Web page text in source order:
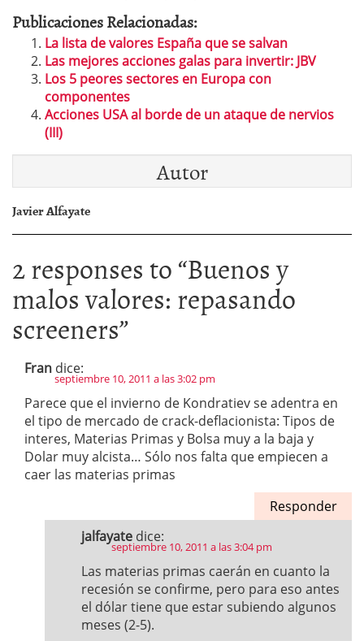
Publicaciones Relacionadas:
La lista de valores España que se salvan
Las mejores acciones galas para invertir: JBV
Los 5 peores sectores en Europa con
componentes
Acciones USA al borde de un ataque de nervios
(III)
Autor
Javier Alfayate
2 responses to “Buenos y
malos valores: repasando
screeners”
Fran dice:
septiembre 10, 2011 a las 3:02 pm
Parece que el invierno de Kondratiev se adentra en
el tipo de mercado de crack-deflacionista: Tipos de
interes, Materias Primas y Bolsa muy a la baja y
Dolar muy alcista… Sólo nos falta que empiecen a
caer las materias primas
Responder
jalfayate dice:
septiembre 10, 2011 a las 3:04 pm
Las materias primas caerán en cuanto la
recesión se confirme, pero para eso antes
el dólar tiene que estar subiendo algunos
meses (2-5).